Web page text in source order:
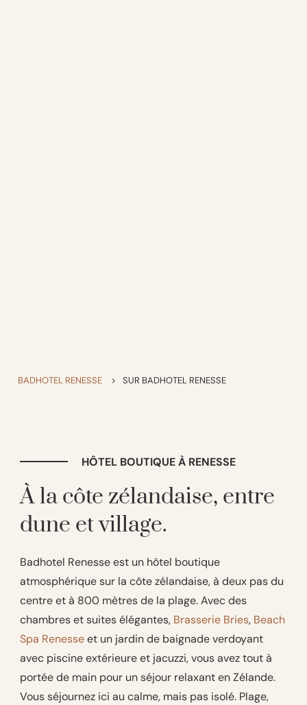
BADHOTEL RENESSE > SUR BADHOTEL RENESSE
À la côte zélandaise, entre
dune et village.
HÔTEL BOUTIQUE À RENESSE
Badhotel Renesse est un hôtel boutique
atmosphérique sur la côte zélandaise, à deux pas du
centre et à 800 mètres de la plage. Avec des
chambres et suites élégantes, Brasserie Bries, Beach
Spa Renesseet un jardin de baignade verdoyant
avec piscine extérieure et jacuzzi, vous avez tout à
portée de main pour un séjour relaxant en Zélande.
Vous séjournez ici au calme, mais pas isolé. Plage,